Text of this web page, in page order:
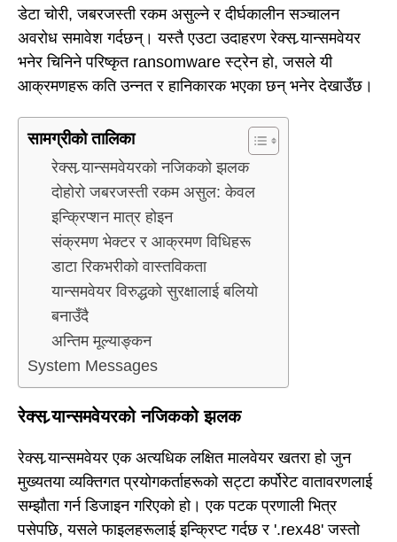
डेटा चोरी, जबरजस्ती रकम असुल्ने र दीर्घकालीन सञ्चालन
अवरोध समावेश गर्दछन्। यस्तै एउटा उदाहरण रेक्स र्‍यान्समवेयर
भनेर चिनिने परिष्कृत ransomware स्ट्रेन हो, जसले यी
आक्रमणहरू कति उन्नत र हानिकारक भएका छन् भनेर देखाउँछ।
सामग्रीको तालिका
रेक्स र्‍यान्समवेयरको नजिकको झलक
दोहोरो जबरजस्ती रकम असुल: केवल
इन्क्रिप्शन मात्र होइन
संक्रमण भेक्टर र आक्रमण विधिहरू
डाटा रिकभरीको वास्तविकता
र्‍यान्समवेयर विरुद्धको सुरक्षालाई बलियो
बनाउँदै
अन्तिम मूल्याङ्कन
System Messages
रेक्स र्‍यान्समवेयरको नजिकको झलक
रेक्स र्‍यान्समवेयर एक अत्यधिक लक्षित मालवेयर खतरा हो जुन
मुख्यतया व्यक्तिगत प्रयोगकर्ताहरूको सट्टा कर्पोरेट वातावरणलाई
सम्झौता गर्न डिजाइन गरिएको हो। एक पटक प्रणाली भित्र
पसेपछि, यसले फाइलहरूलाई इन्क्रिप्ट गर्दछ र '.rex48' जस्तो